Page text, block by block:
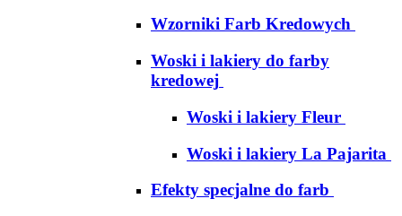
Wzorniki Farb Kredowych
Woski i lakiery do farby
kredowej
Woski i lakiery Fleur
Woski i lakiery La Pajarita
Efekty specjalne do farb